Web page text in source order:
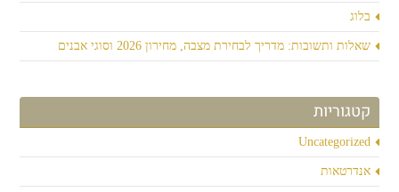
בלוג
שאלות ותשובות: מדריך לבחירת מצבה, מחירון 2026 וסוגי אבנים
קטגוריות
Uncategorized
אנדרטאות